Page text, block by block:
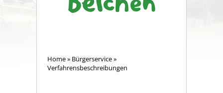
Home» Bürgerservice»
Verfahrensbeschreibungen